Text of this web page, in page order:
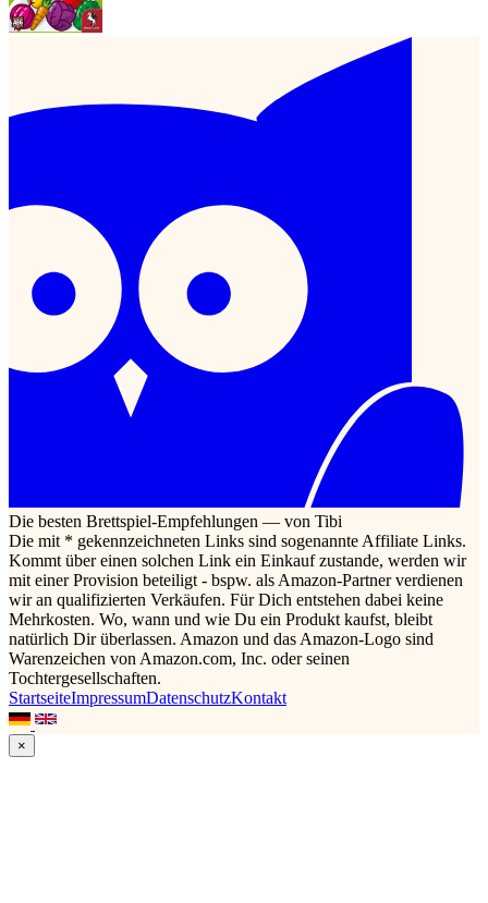
Die besten Brettspiel-Empfehlungen — von Tibi
Die mit * gekennzeichneten Links sind sogenannte Affiliate Links.
Kommt über einen solchen Link ein Einkauf zustande, werden wir
mit einer Provision beteiligt - bspw. als Amazon-Partner verdienen
wir an qualifizierten Verkäufen. Für Dich entstehen dabei keine
Mehrkosten. Wo, wann und wie Du ein Produkt kaufst, bleibt
natürlich Dir überlassen. Amazon und das Amazon-Logo sind
Warenzeichen von Amazon.com, Inc. oder seinen
Tochtergesellschaften.
StartseiteImpressumDatenschutzKontakt
×